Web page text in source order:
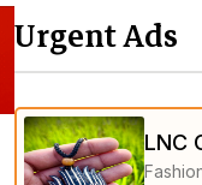
Urgent Ads
LNC